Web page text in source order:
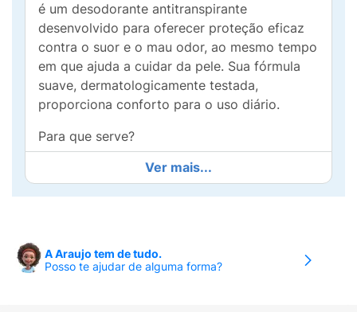
é um desodorante antitranspirante
desenvolvido para oferecer proteção eficaz
contra o suor e o mau odor, ao mesmo tempo
em que ajuda a cuidar da pele. Sua fórmula
suave, dermatologicamente testada,
proporciona conforto para o uso diário.
Para que serve?
Indicado para proteger as axilas por até 72
horas, ajudando a manter a pele seca e
depilação e ajuda a evitar manchas brancas
nas roupas pretas e manchas amarelas nas
Ver mais...
A Araujo tem de tudo.
Posso te ajudar de alguma forma?